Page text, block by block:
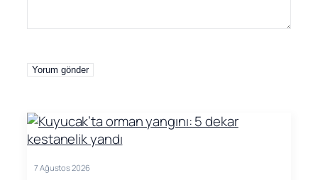
7 Ağustos 2026